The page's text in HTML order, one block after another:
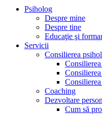
Psiholog
Despre mine
Despre tine
Educaţie şi
Servicii
Consilierea
Coaching
Dezvoltare
Cum să